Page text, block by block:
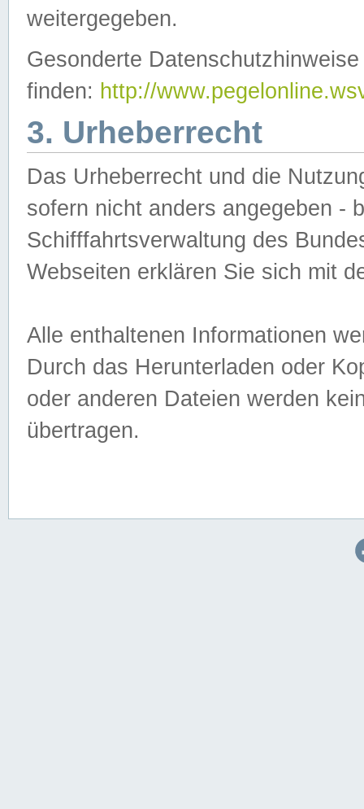
weitergegeben.
Gesonderte
finden: http://
3. Urheberrecht
Das Urheberrecht und die
sofern nicht anders angegeben -
Schifffahrtsverwaltung des
Webseiten erklären Sie sich mit
Alle enthaltenen Informationen
Durch das Herunterladen oder
oder anderen Dateien werden
übertragen.